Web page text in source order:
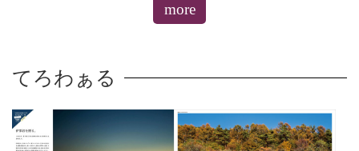
more
てろわぁる